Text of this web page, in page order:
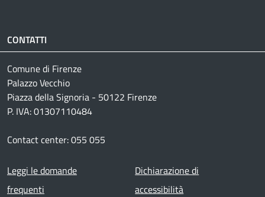
CONTATTI
Comune di Firenze
Palazzo Vecchio
Piazza della Signoria - 50122 Firenze
P. IVA: 01307110484
Contact center: 055 055
Footer menu
Leggi le domande
frequenti
Dichiarazione di
accessibilità